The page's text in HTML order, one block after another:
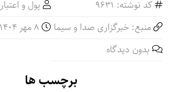
کد نوشته: 9631
پول و اعتبار
منبع: خبرگزاری صدا و سیما
بدون دیدگاه
برچسب ها